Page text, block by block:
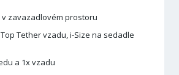
v zavazadlovém prostoru
Tether vzadu, i-Size na sedadle
a 1x vzadu